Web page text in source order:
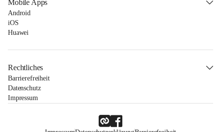
Mobile Apps
Android
iOS
Huawei
Rechtliches
Barrierefreiheit
Datenschutz
Impressum